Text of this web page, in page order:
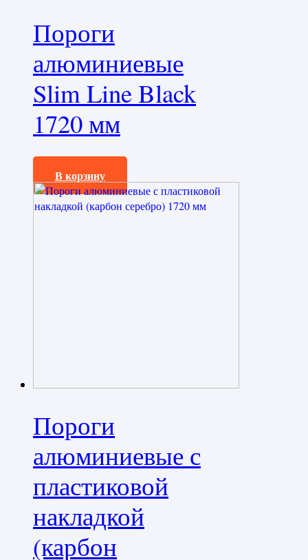
Пороги
алюминиевые
Slim Line Black
1720 мм
32500,0₽
В корзину
Пороги
алюминиевые с
пластиковой
накладкой
(карбон